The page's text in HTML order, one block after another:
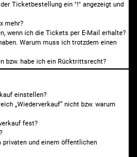
Ticketbestellung ein "!" angezeigt und
mehr?
wenn ich die Tickets per E-Mail erhalte?
Warum muss ich trotzdem einen
bzw. habe ich ein Rücktrittsrecht?
einstellen?
„Wiederverkauf“ nicht bzw. warum
fest?
privaten und einem öffentlichen